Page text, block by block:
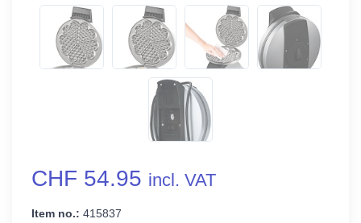
CHF 54.95 incl. VAT
Item no.: 415837